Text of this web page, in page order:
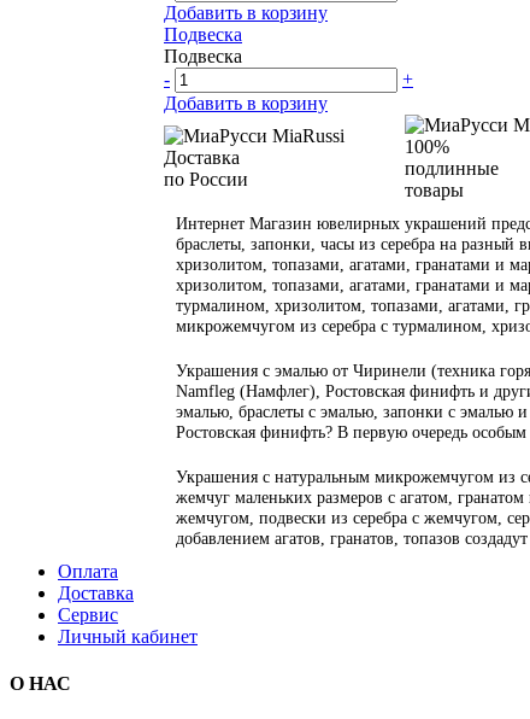
Добавить в корзину
Подвеска
Подвеска
-
+
Добавить в корзину
Доставка
по России
100%
подлинные
товары
Интернет Магазин ювелирных украшений
браслеты, запонки, часы из серебра на разный
хризолитом, топазами, агатами, гранатами и
хризолитом, топазами, агатами, гранатами и
турмалином, хризолитом, топазами, агатами,
микрожемчугом из серебра с турмалином,
Украшения с эмалью от Чиринели (техника
Namfleg (Намфлег), Ростовская финифть и
эмалью, браслеты с эмалью, запонки с эмалью
Ростовская финифть? В первую очередь
Украшения с натуральным микрожемчугом из
жемчуг маленьких размеров с агатом,
жемчугом, подвески из серебра с жемчугом,
добавлением агатов, гранатов, топазов
Оплата
Доставка
Сервис
Личный кабинет
О НАС